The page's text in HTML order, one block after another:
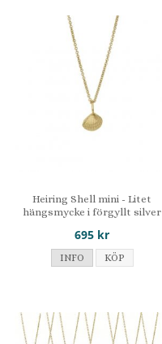
Heiring Shell mini - Litet
hängsmycke i förgyllt silver
695 kr
INFO KÖP